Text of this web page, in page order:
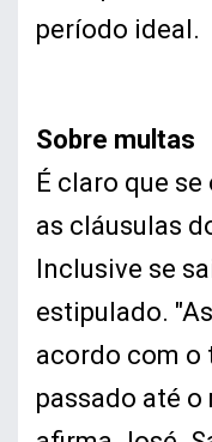
período ideal.
Sobre multas
É claro que
as cláusulas
Inclusive se
estipulado.
acordo com o
passado até o